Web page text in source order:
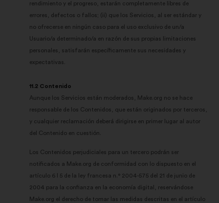
rendimiento y el progreso, estarán completamente libres de
errores, defectos o fallos; (ii) que los Servicios, al ser estándar y
no ofrecerse en ningún caso para el uso exclusivo de un/a
Usuario/a determinado/a en razón de sus propias limitaciones
personales, satisfarán específicamente sus necesidades y
expectativas.
11.2 Contenido
Aunque los Servicios están moderados, Make.org no se hace
responsable de los Contenidos, que están originados por terceros,
y cualquier reclamación deberá dirigirse en primer lugar al autor
del Contenido en cuestión.
Los Contenidos perjudiciales para un tercero podrán ser
notificados a Make.org de conformidad con lo dispuesto en el
artículo 6 I 5 de la ley francesa n.° 2004-575 del 21 de junio de
2004 para la confianza en la economía digital, reservándose
Make.org el derecho de tomar las medidas descritas en el artículo